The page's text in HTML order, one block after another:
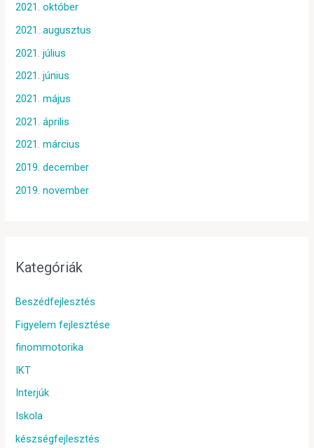
2021. október
2021. augusztus
2021. július
2021. június
2021. május
2021. április
2021. március
2019. december
2019. november
Kategóriák
Beszédfejlesztés
Figyelem fejlesztése
finommotorika
IKT
Interjúk
Iskola
készségfejlesztés